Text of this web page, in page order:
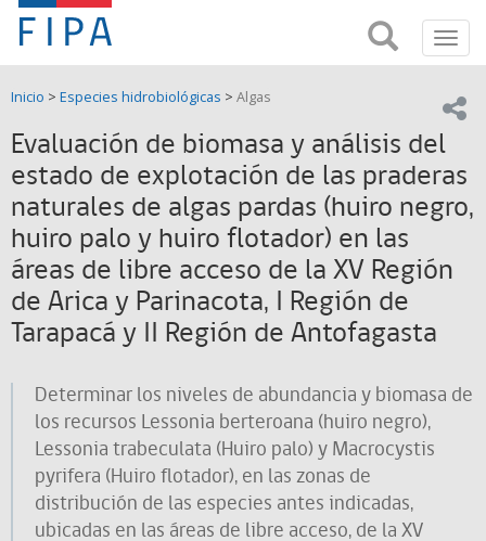
Fondo
de
Investigación
Pesquera
y
Acuicultura
(FIPA)-
SUBPESCA
FIPA;
Fondo
Investigación
y
de
Acuicultira
Inicio > Especies hidrobiológicas > Algas
Evaluación de biomasa y análisis del
estado de explotación de las praderas
naturales de algas pardas (huiro negro,
huiro palo y huiro flotador) en las
áreas de libre acceso de la XV Región
de Arica y Parinacota, I Región de
Tarapacá y II Región de Antofagasta
Determinar los niveles de abundancia y biomasa de
los recursos Lessonia berteroana (huiro negro),
Lessonia trabeculata (Huiro palo) y Macrocystis
pyrifera (Huiro flotador), en las zonas de
distribución de las especies antes indicadas,
ubicadas en las áreas de libre acceso, de la XV